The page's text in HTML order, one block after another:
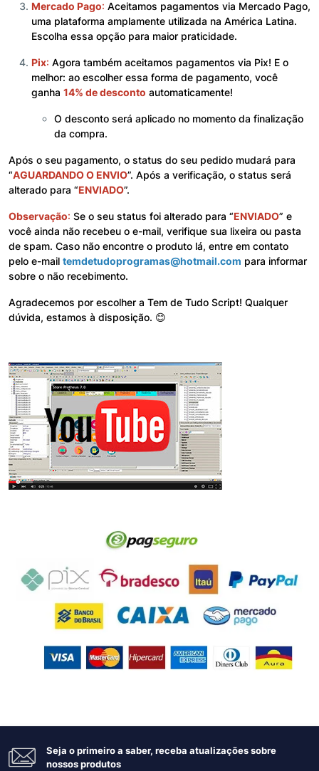
Mercado Pago: Aceitamos pagamentos via Mercado Pago,
uma plataforma amplamente utilizada na América Latina.
Escolha essa opção para maior praticidade.
Pix: Agora também aceitamos pagamentos via Pix! E o
melhor: ao escolher essa forma de pagamento, você
ganha 14% de desconto automaticamente!
O desconto será aplicado no momento da finalização
da compra.
Após o seu pagamento, o status do seu pedido mudará para
“AGUARDANDO O ENVIO”. Após a verificação, o status será
alterado para “ENVIADO”.
Observação: Se o seu status foi alterado para “ENVIADO” e
você ainda não recebeu o e-mail, verifique sua lixeira ou pasta
de spam. Caso não encontre o produto lá, entre em contato
pelo e-mail temdetudoprogramas@hotmail.com para informar
sobre o não recebimento.
Agradecemos por escolher a Tem de Tudo Script! Qualquer
dúvida, estamos à disposição. 😊
Seja o primeiro a saber, receba atualizações sobre
nossos produtos